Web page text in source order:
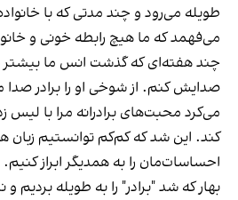
طویله می‌رود و چند مدتی که با
می‌فهمد که ما هیچ رابطه خونی و
چند هفته‌ای که گذشت انس ما
صدایش کنم. از شوخی او را برادر
می‌کرد محبت‌های برادرانه مرا با
کند. این شد که کم‌کم توانستیم زبان
احساسات‌مان را به همدیگر ابراز کنیم.
بهار که شد "برادر" را به طویله